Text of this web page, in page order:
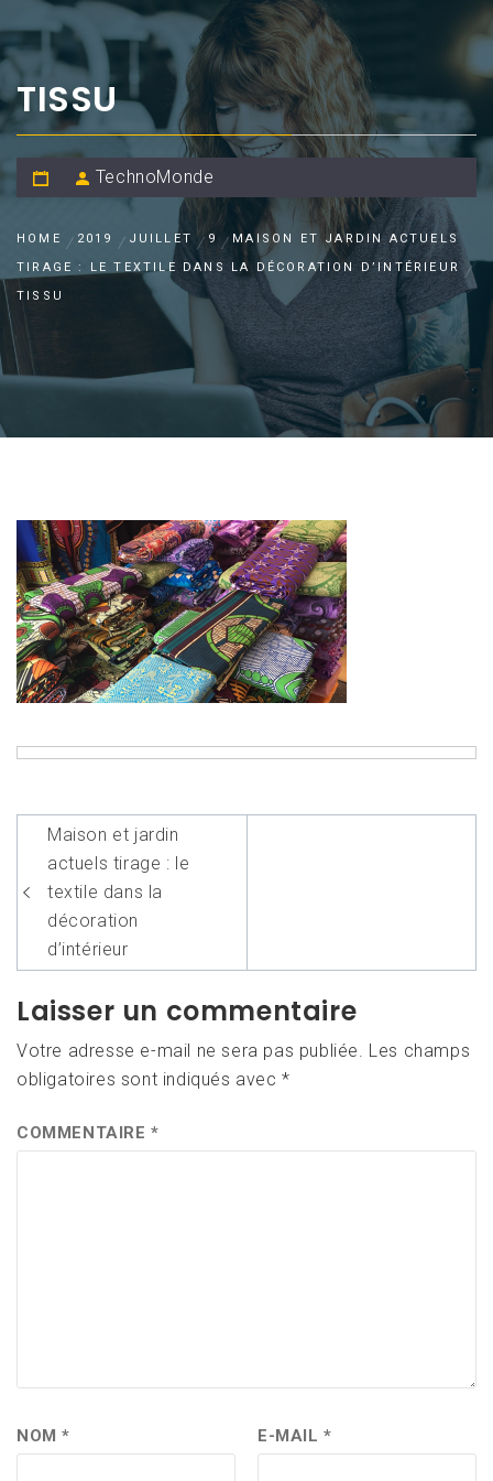
TISSU
TechnoMonde
HOME 2019 JUILLET 9
MAISON ET JARDIN ACTUELS
TIRAGE : LE TEXTILE DANS LA DÉCORATION D’INTÉRIEUR
TISSU
Navigation
de
l’article
Maison et jardin
actuels tirage : le
textile dans la
décoration
d’intérieur
Laisser un commentaire
Votre adresse e-mail ne sera pas publiée. Les champs
obligatoires sont indiqués avec*
COMMENTAIRE*
NOM* E-MAIL*